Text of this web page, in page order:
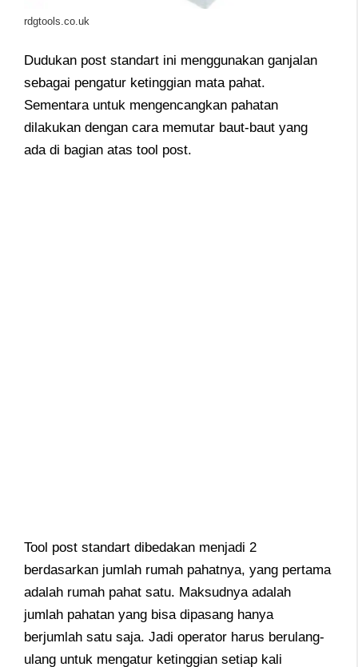
rdgtools.co.uk
Dudukan post standart ini menggunakan ganjalan
sebagai pengatur ketinggian mata pahat.
Sementara untuk mengencangkan pahatan
dilakukan dengan cara memutar baut-baut yang
ada di bagian atas tool post.
Tool post standart dibedakan menjadi 2
berdasarkan jumlah rumah pahatnya, yang pertama
adalah rumah pahat satu. Maksudnya adalah
jumlah pahatan yang bisa dipasang hanya
berjumlah satu saja. Jadi operator harus berulang-
ulang untuk mengatur ketinggian setiap kali